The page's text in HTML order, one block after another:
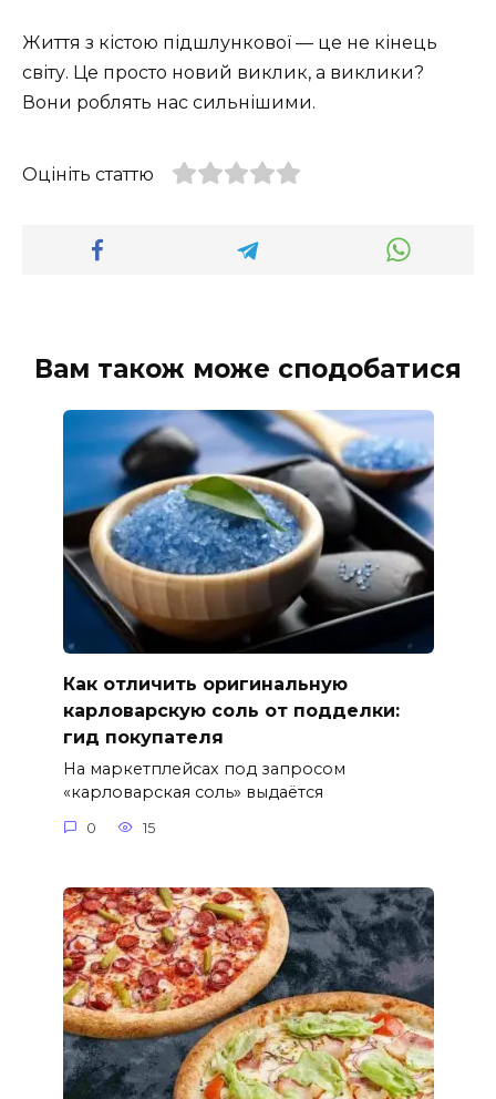
Життя з кістою підшлункової — це не кінець
світу. Це просто новий виклик, а виклики?
Вони роблять нас сильнішими.
Оцініть статтю
Вам також може сподобатися
Как отличить оригинальную
карловарскую соль от подделки:
гид покупателя
На маркетплейсах под запросом
«карловарская соль» выдаётся
0 15